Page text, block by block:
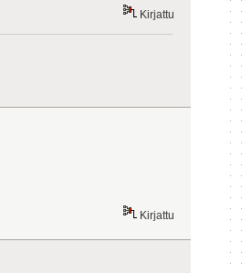
Kirjattu
Kirjattu